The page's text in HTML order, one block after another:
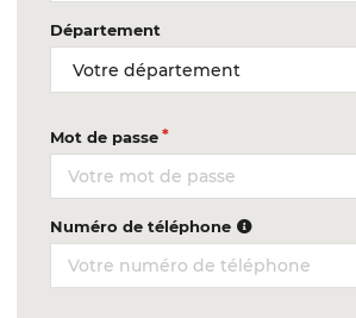
Département
Mot de passe
Numéro de téléphone